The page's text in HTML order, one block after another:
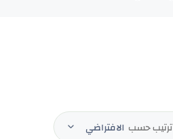
ترتيب حسب الافتراضي